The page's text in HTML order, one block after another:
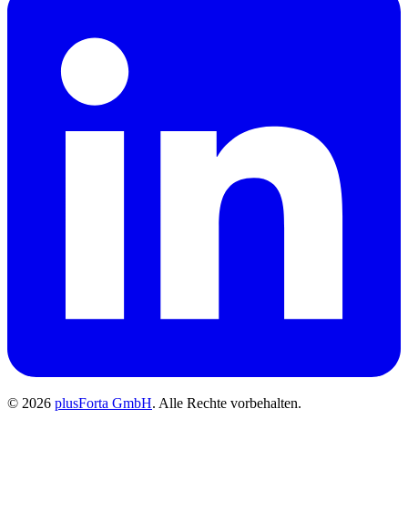
© 2026 plusForta GmbH. Alle Rechte vorbehalten.